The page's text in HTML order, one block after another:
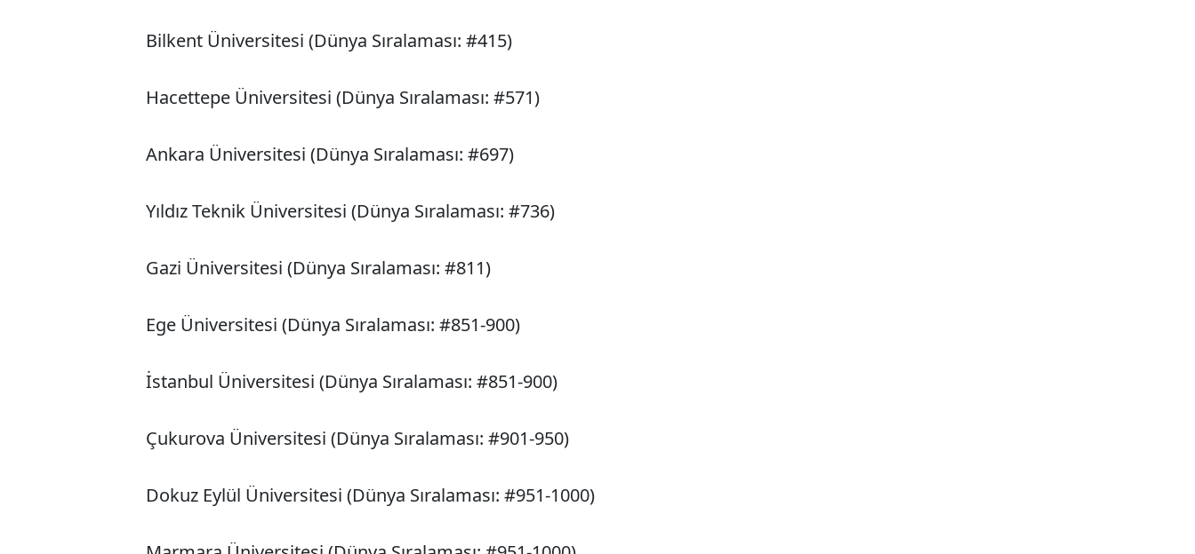
Bilkent Üniversitesi (Dünya Sıralaması: #415)
Hacettepe Üniversitesi (Dünya Sıralaması: #571)
Ankara Üniversitesi (Dünya Sıralaması: #697)
Yıldız Teknik Üniversitesi (Dünya Sıralaması: #736)
Gazi Üniversitesi (Dünya Sıralaması: #811)
Ege Üniversitesi (Dünya Sıralaması: #851-900)
İstanbul Üniversitesi (Dünya Sıralaması: #851-900)
Çukurova Üniversitesi (Dünya Sıralaması: #901-950)
Dokuz Eylül Üniversitesi (Dünya Sıralaması: #951-1000)